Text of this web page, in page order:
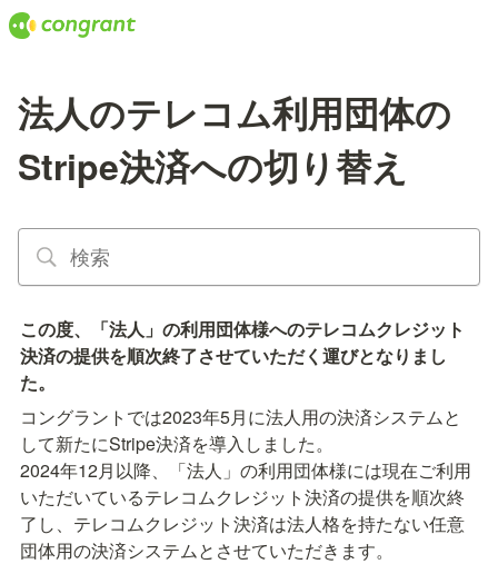
法人のテレコム利用団体の
Stripe決済への切り替え
この度、「法人」の利用団体様へのテレコムクレジット
決済の提供を順次終了させていただく運びとなりまし
た。
コングラントでは2023年5月に法人用の決済システムと
して新たにStripe決済を導入しました。
2024年12月以降、「法人」の利用団体様には現在ご利用
いただいているテレコムクレジット決済の提供を順次終
了し、テレコムクレジット決済は法人格を持たない任意
団体用の決済システムとさせていただきます。